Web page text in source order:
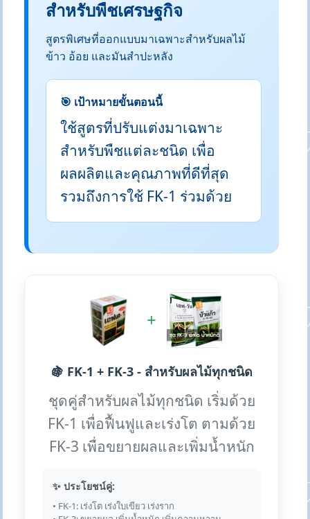
สำหรับพืชเศรษฐกิจ
สูตรพิเศษที่ออกแบบมาเฉพาะสำหรับผลไม้
ข้าว อ้อย และมันสำปะหลัง
🎯 เป้าหมายขั้นตอนนี้
ใช้สูตรที่ปรับแต่งมาเฉพาะ
สำหรับพืชแต่ละชนิด เพื่อ
ผลผลิตและคุณภาพที่ดีที่สุด
รวมถึงการใช้ FK-1 ร่วมด้วย
+
🍇 FK-1 + FK-3 - สำหรับผลไม้ทุกชนิด
ชุดคู่สำหรับผลไม้ทุกชนิด เริ่มด้วย
FK-1 เพื่อฟื้นฟูและเร่งโต ตามด้วย
FK-3 เพื่อขยายผลและเพิ่มน้ำหนัก
✨ ประโยชน์คู่:
• FK-1: เร่งโต เร่งใบเขียว เร่งราก